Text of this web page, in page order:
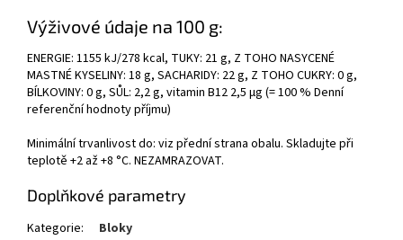
Výživové údaje na 100 g:
ENERGIE: 1155 kJ/278 kcal, TUKY: 21 g, Z TOHO NASYCENÉ
MASTNÉ KYSELINY: 18 g, SACHARIDY: 22 g, Z TOHO CUKRY: 0 g,
BÍLKOVINY: 0 g, SŮL: 2,2 g, vitamin B12 2,5 µg (= 100 % Denní
referenční hodnoty příjmu)
Minimální trvanlivost do: viz přední strana obalu. Skladujte při
teplotě +2 až +8 °C. NEZAMRAZOVAT.
Doplňkové parametry
Kategorie:
Bloky